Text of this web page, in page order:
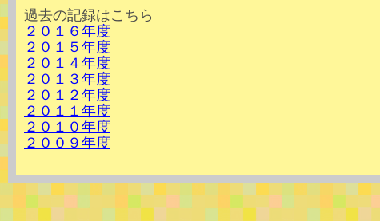
過去の記録はこちら
２０１６年度
２０１５年度
２０１４年度
２０１３年度
２０１２年度
２０１１年度
２０１０年度
２００９年度